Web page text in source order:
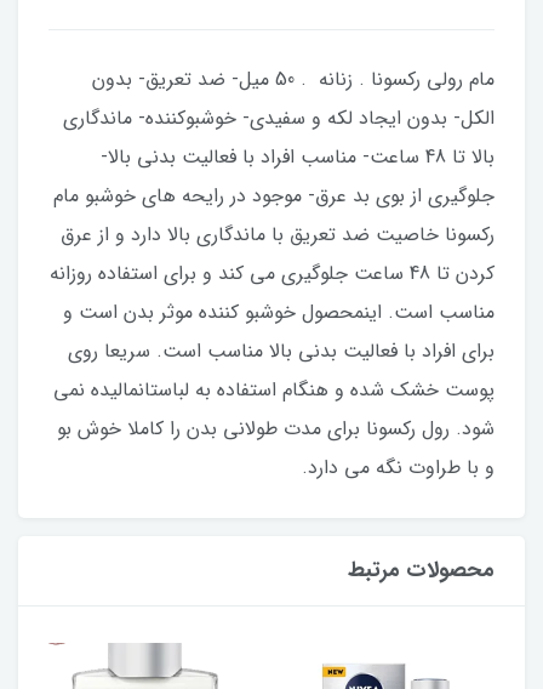
مام رولی رکسونا . زنانه . 50 میل- ضد تعریق- بدون
الکل- بدون ایجاد لکه و سفیدی- خوشبوکننده- ماندگاری
بالا تا 48 ساعت- مناسب افراد با فعالیت بدنی بالا-
جلوگیری از بوی بد عرق- موجود در رایحه های خوشبو مام
رکسونا خاصیت ضد تعریق با ماندگاری بالا دارد و از عرق
کردن تا 48 ساعت جلوگیری می کند و برای استفاده روزانه
مناسب است. اینمحصول خوشبو کننده موثر بدن است و
برای افراد با فعالیت بدنی بالا مناسب است. سریعا روی
پوست خشک شده و هنگام استفاده به لباستانمالیده نمی
‌شود. رول رکسونا برای مدت طولانی بدن را کاملا خوش بو
و با طراوت نگه می دارد.
محصولات مرتبط